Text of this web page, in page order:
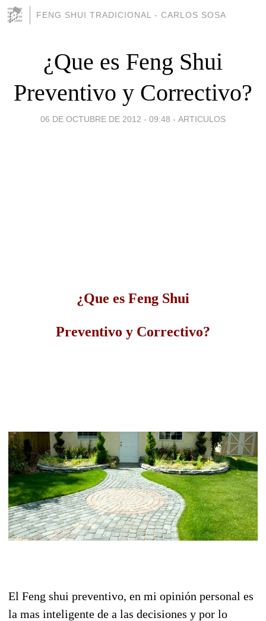
FENG SHUI TRADICIONAL - CARLOS SOSA
¿Que es Feng Shui
Preventivo y Correctivo?
06 DE OCTUBRE DE 2012 - 09:48 - ARTICULOS
¿Que es Feng Shui
Preventivo y Correctivo?
El Feng shui preventivo, en mi opinión personal es
la mas inteligente de a las decisiones y por lo